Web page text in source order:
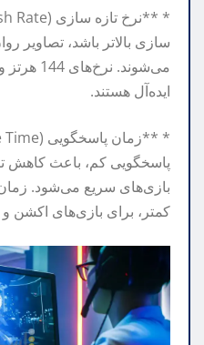
سازی بالاتر باشد، تصاویر
می‌شوند.
ایده‌آل هستند.
پاسخگویی کم، باعث کاهش
کمتر، برای بازی‌های اکشن